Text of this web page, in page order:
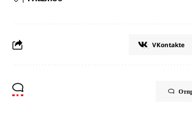
VKontakte